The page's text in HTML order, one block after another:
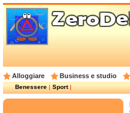
Alloggiare Business e studio
Benessere|Sport|